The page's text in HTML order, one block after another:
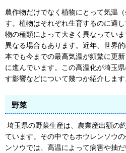
農作物だけでなく植物にとって気温
す。植物はそれぞれ生育するのに適
物の種類によって大きく異なってい
異なる場合もあります。近年、世界
本でも今までの最高気温が頻繁に更
に進んでいます。この高温化が埼玉
す影響などについて幾つか紹介します
野菜
埼玉県の野菜生産は、農業産出額の
ています。その中でもホウレンソウ
ンソウでは、高温によって病害や抽